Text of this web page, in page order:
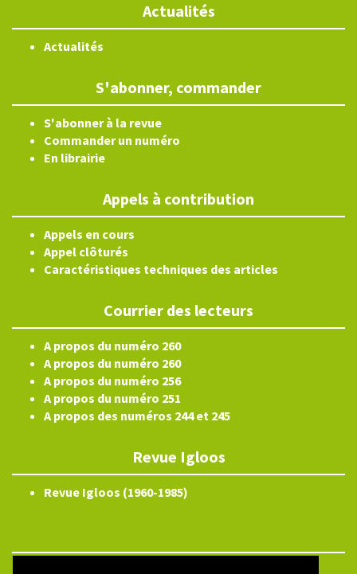
Actualités
Actualités
S'abonner, commander
S'abonner à la revue
Commander un numéro
En librairie
Appels à contribution
Appels en cours
Appel clôturés
Caractéristiques techniques des articles
Courrier des lecteurs
A propos du numéro 260
A propos du numéro 260
A propos du numéro 256
A propos du numéro 251
A propos des numéros 244 et 245
Revue Igloos
Revue Igloos (1960-1985)